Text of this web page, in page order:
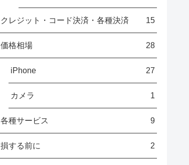
クレジット・コード決済・各種決済 15
価格相場 28
iPhone 27
カメラ 1
各種サービス 9
損する前に 2